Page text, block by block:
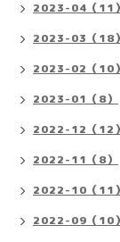
2023-04（11）
2023-03（18）
2023-02（10）
2023-01（8）
2022-12（12）
2022-11（8）
2022-10（11）
2022-09（10）